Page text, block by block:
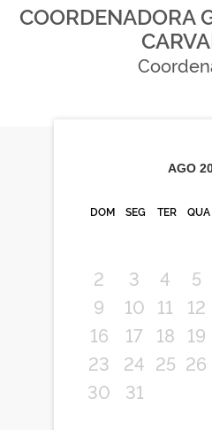
COORDENADORA
AGO
DOM SEG TER QUA
2
3 4 5
9
10 11 12
16
17 18 19
23
24 25 26
30
31